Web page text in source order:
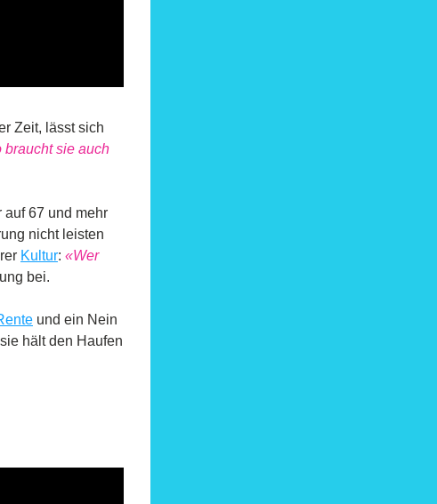
Zeit, lässt sich
braucht sie auch
auf 67 und mehr
nicht leisten
Kultur: «Wer
bei.
und ein Nein
hält den Haufen